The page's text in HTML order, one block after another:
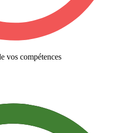
vos compétences